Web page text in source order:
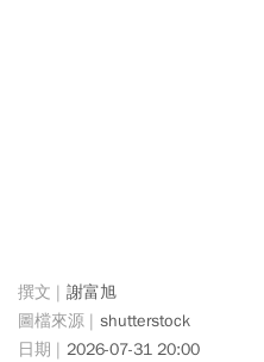
謝富旭
shutterstock
2026-07-31 20:00